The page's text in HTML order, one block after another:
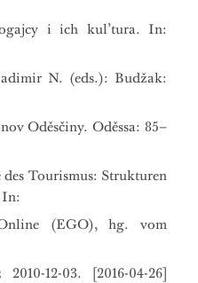
i ich kul’tura. In:
N. (eds.): Budžak:
Oděsčiny. Oděssa: 85–
Tourismus: Strukturen
In:
Online (EGO), hg. vom
12-03. [2016-04-26]